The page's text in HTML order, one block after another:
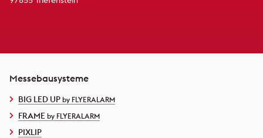
Messebausysteme
BIG LED UP by FLYERALARM
FRAME by FLYERALARM
PIXLIP